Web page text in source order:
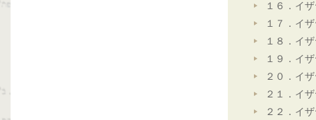
１６．イ
１７．イ
１８．イ
１９．イ
２０．イ
２１．イ
２２．イ